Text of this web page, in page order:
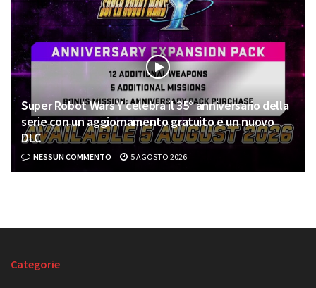
Super Robot Wars Y celebra il 35° anniversario della
serie con un aggiornamento gratuito e un nuovo
DLC
NESSUN COMMENTO 5 AGOSTO 2026
Categorie